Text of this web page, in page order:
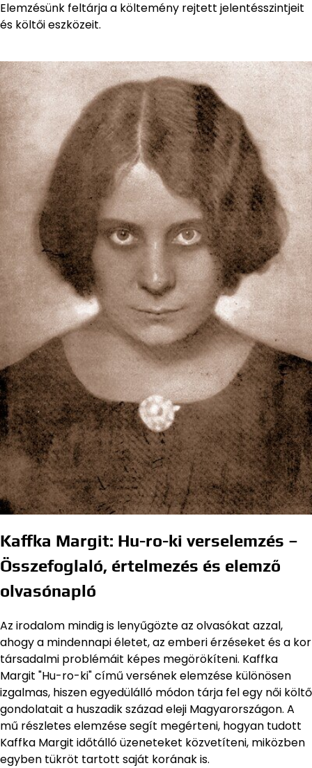
Elemzésünk feltárja a költemény rejtett jelentésszintjeit
és költői eszközeit.
Kaffka Margit: Hu-ro-ki verselemzés –
Összefoglaló, értelmezés és elemző
olvasónapló
Az irodalom mindig is lenyűgözte az olvasókat azzal,
ahogy a mindennapi életet, az emberi érzéseket és a kor
társadalmi problémáit képes megörökíteni. Kaffka
Margit "Hu-ro-ki" című versének elemzése különösen
izgalmas, hiszen egyedülálló módon tárja fel egy női költő
gondolatait a huszadik század eleji Magyarországon. A
mű részletes elemzése segít megérteni, hogyan tudott
Kaffka Margit időtálló üzeneteket közvetíteni, miközben
egyben tükröt tartott saját korának is.